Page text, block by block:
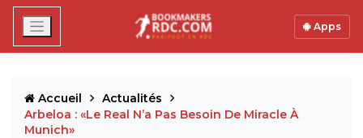
Apps
Accueil
Actualités
Arbeloa : «Le Real N’a Pas Besoin De Miracle À
Munich»